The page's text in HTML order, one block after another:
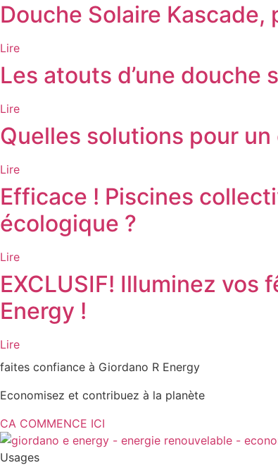
Douche Solaire Kascade,
Lire
Les atouts d’une douche
Lire
Quelles solutions pour
Lire
Efficace ! Piscines
écologique ?
Lire
EXCLUSIF! Illuminez vos
Energy !
Lire
faites confiance à Giordano R Energy
Economisez et contribuez à la planète
CA COMMENCE ICI
Usages